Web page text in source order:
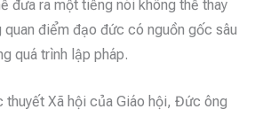
đưa ra một tiếng nói không thể thay
quan điểm đạo đức có nguồn gốc sâu
quá trình lập pháp.
Xã hội của Giáo hội, Đức ông